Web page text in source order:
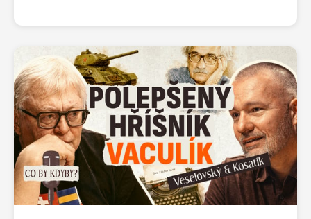
jako kšeftaře, kteří seženou úplně všechno? A čím
na vlastní dějiny od toho českého? Martin
Veselovský a Pavel Kosatík o sousedech, které
máme na dosah, ale přesto jim často nerozumíme.